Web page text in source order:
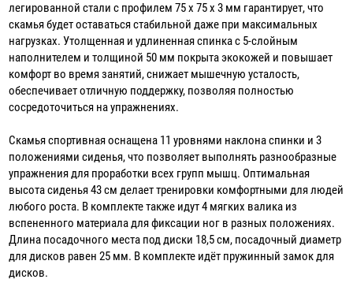
легированной стали с профилем 75 х 75 х 3 мм гарантирует, что
скамья будет оставаться стабильной даже при максимальных
нагрузках. Утолщенная и удлиненная спинка с 5-слойным
наполнителем и толщиной 50 мм покрыта экокожей и повышает
комфорт во время занятий, снижает мышечную усталость,
обеспечивает отличную поддержку, позволяя полностью
сосредоточиться на упражнениях.
Скамья спортивная оснащена 11 уровнями наклона спинки и 3
положениями сиденья, что позволяет выполнять разнообразные
упражнения для проработки всех групп мышц. Оптимальная
высота сиденья 43 см делает тренировки комфортными для людей
любого роста. В комплекте также идут 4 мягких валика из
вспененного материала для фиксации ног в разных положениях.
Длина посадочного места под диски 18,5 см, посадочный диаметр
для дисков равен 25 мм. В комплекте идёт пружинный замок для
дисков.